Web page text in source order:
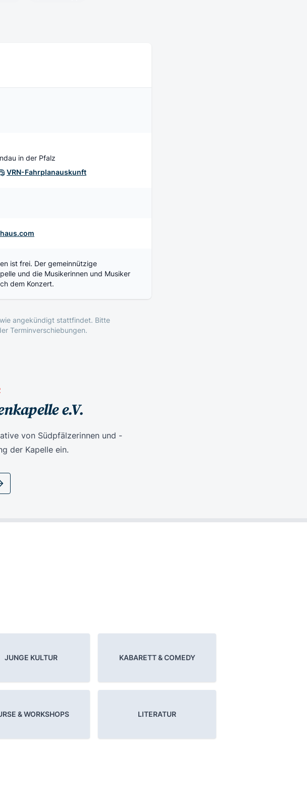
in der Pfalz
VRN-Fahrplanauskunft
ist frei. Der gemeinnützige
und die Musikerinnen und Musiker
dem Konzert.
angekündigt stattfindet. Bitte
Terminverschiebungen.
e.V.
von Südpfälzerinnen und -
der Kapelle ein.
JUNGE KULTUR KABARETT & COMEDY
& WORKSHOPS LITERATUR